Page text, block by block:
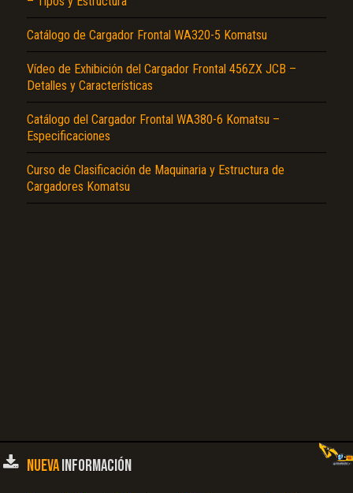
Catálogo de Cargador Frontal WA320-5 Komatsu
Vídeo de Exhibición del Cargador Frontal 456ZX JCB –
Detalles y Características
Catálogo del Cargador Frontal WA380-6 Komatsu –
Especificaciones
Curso de Clasificación de Maquinaria y Estructura de
Cargadores Komatsu
NUEVAINFORMACIÓN
Reportar otro tipo de error...